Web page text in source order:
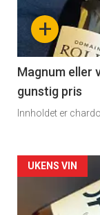
nå
3
+
Magnum eller
gunstig pris
Innholdet er
Forsiden
akkurat
UKENS VIN